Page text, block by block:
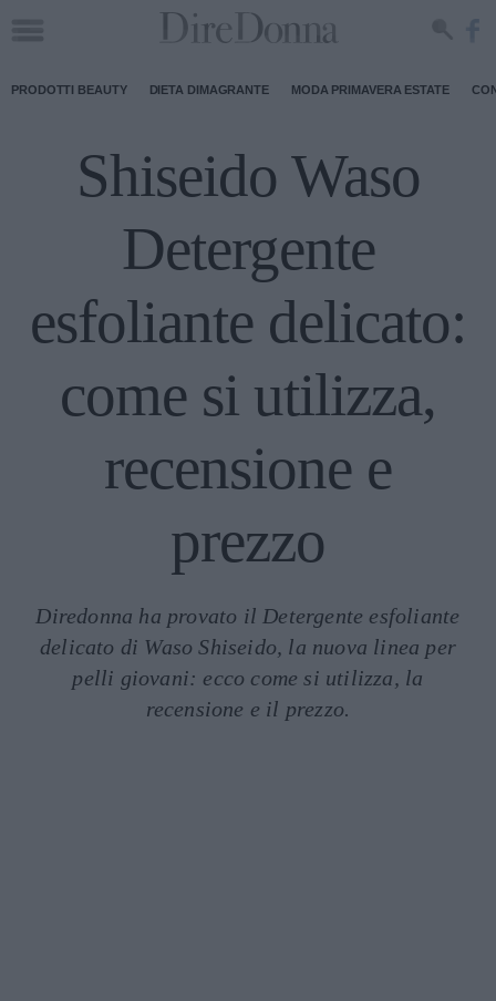
PRODOTTI BEAUTY DIETA DIMAGRANTE MODA PRIMAVERA ESTATE
Shiseido Waso
Detergente
esfoliante delicato:
come si utilizza,
recensione e
prezzo
Diredonna ha provato il Detergente esfoliante
delicato di Waso Shiseido, la nuova linea per
pelli giovani: ecco come si utilizza, la
recensione e il prezzo.